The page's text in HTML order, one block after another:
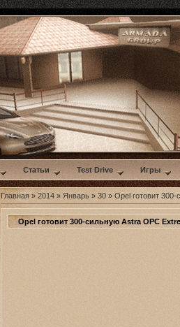
Статьи Test Drive Игры
Главная » 2014 » Январь » 30 » Opel готовит
Opel готовит 300-сильную Astra OPC